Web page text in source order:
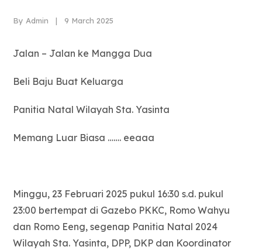
By Admin | 9 March 2025
Jalan – Jalan ke Mangga Dua
Beli Baju Buat Keluarga
Panitia Natal Wilayah Sta. Yasinta
Memang Luar Biasa ……. eeaaa
Minggu, 23 Februari 2025 pukul 16:30 s.d. pukul
23:00 bertempat di Gazebo PKKC, Romo Wahyu
dan Romo Eeng, segenap Panitia Natal 2024
Wilayah Sta. Yasinta, DPP, DKP dan Koordinator